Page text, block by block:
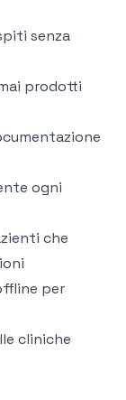
senza
prodotti
ogni
che
per
cliniche